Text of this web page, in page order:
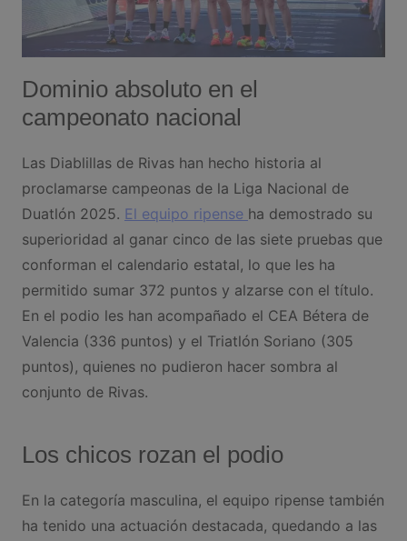
Dominio absoluto en el
campeonato nacional
Las Diablillas de Rivas han hecho historia al
proclamarse campeonas de la Liga Nacional de
Duatlón 2025. El equipo ripense ha demostrado su
superioridad al ganar cinco de las siete pruebas que
conforman el calendario estatal, lo que les ha
permitido sumar 372 puntos y alzarse con el título.
En el podio les han acompañado el CEA Bétera de
Valencia (336 puntos) y el Triatlón Soriano (305
puntos), quienes no pudieron hacer sombra al
conjunto de Rivas.
Los chicos rozan el podio
En la categoría masculina, el equipo ripense también
ha tenido una actuación destacada, quedando a las